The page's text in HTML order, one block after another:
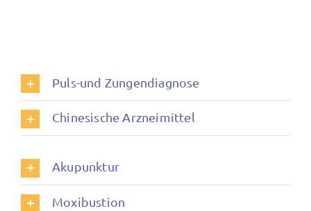
Puls-und Zungendiagnose
Chinesische Arzneimittel
Akupunktur
Moxibustion